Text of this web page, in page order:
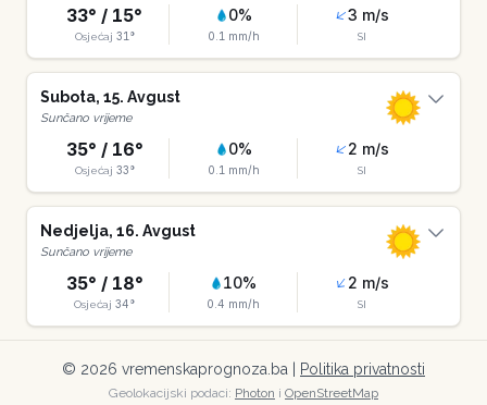
33° / 15°
Osjećaj 31 °
0%
0.1 mm/h
3 m/s
SI
Subota, 15. Avgust
Sunčano vrijeme
35° / 16°
Osjećaj 33°
0%
0.1 mm/h
2 m/s
SI
Nedjelja, 16. Avgust
Sunčano vrijeme
35° / 18°
Osjećaj 34°
10%
0.4 mm/h
2 m/s
SI
© 2026 vremenskaprognoza.ba | Politika privatnosti
Geolokacijski podaci: Photon i OpenStreetMap